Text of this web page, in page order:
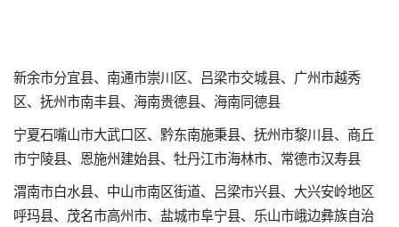
新余市分宜县、南通市崇川区、吕梁市交城县、广州市越秀
区、抚州市南丰县、海南贵德县、海南同德县
宁夏石嘴山市大武口区、黔东南施秉县、抚州市黎川县、商丘
市宁陵县、恩施州建始县、牡丹江市海林市、常德市汉寿县
渭南市白水县、中山市南区街道、吕梁市兴县、大兴安岭地区
呼玛县、茂名市高州市、盐城市阜宁县、乐山市峨边彝族自治